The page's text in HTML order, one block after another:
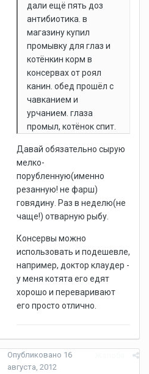
дали ещё пять доз
антибиотика. в
магазину купил
промывку для глаз и
котёнкин корм в
консервах от роял
канин. обед прошёл с
чавканием и
урчанием. глаза
промыл, котёнок спит.
Давай обязательно сырую
мелко-
порубленную(именно
резанную! не фарш)
говядину. Раз в неделю(не
чаще!) отварную рыбу.
Консервы можно
использовать и подешевле,
например, доктор клаудер -
у меня котята его едят
хорошо и переваривают
его просто отлично.
Опубликовано 16
августа, 2012